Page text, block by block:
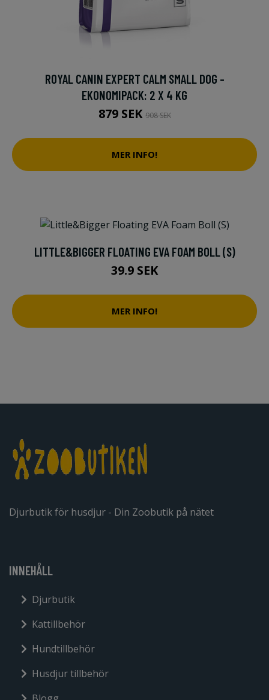
ROYAL CANIN EXPERT CALM SMALL DOG -
EKONOMIPACK: 2 X 4 KG
879 SEK908 SEK
MER INFO!
LITTLE&BIGGER FLOATING EVA FOAM BOLL (S)
39.9 SEK
MER INFO!
Djurbutik för husdjur - Din Zoobutik på nätet
INNEHÅLL
Djurbutik
Kattillbehör
Hundtillbehör
Husdjur tillbehör